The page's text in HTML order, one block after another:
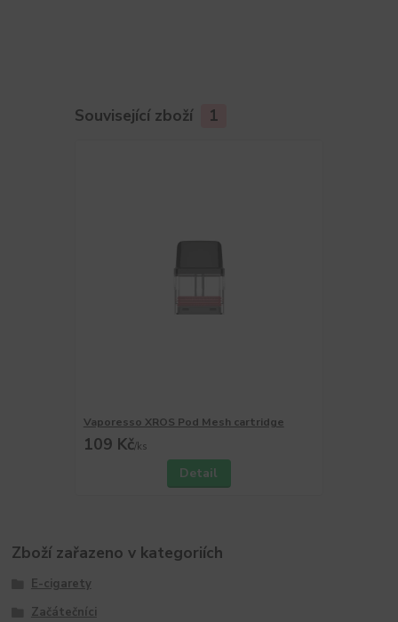
Související zboží 1
Vaporesso XROS Pod Mesh cartridge
109 Kč/ks
Detail
Zboží zařazeno v kategoriích
E-cigarety
Začátečníci